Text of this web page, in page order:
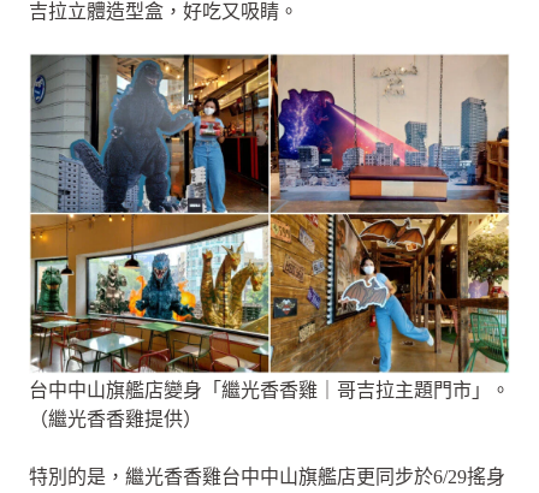
吉拉立體造型盒，好吃又吸睛。
台中中山旗艦店變身「繼光香香雞｜哥吉拉主題門市」。
（繼光香香雞提供）
特別的是，繼光香香雞台中中山旗艦店更同步於6/29搖身